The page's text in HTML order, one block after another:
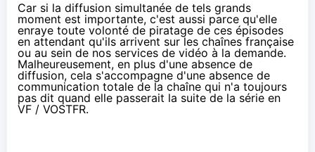
Car si la diffusion simultanée de tels grands
moment est importante, c'est aussi parce qu'elle
enraye toute volonté de piratage de ces épisodes
en attendant qu'ils arrivent sur les chaînes française
ou au sein de nos services de vidéo à la demande.
Malheureusement, en plus d'une absence de
diffusion, cela s'accompagne d'une absence de
communication totale de la chaîne qui n'a toujours
pas dit quand elle passerait la suite de la série en
VF / VOSTFR.